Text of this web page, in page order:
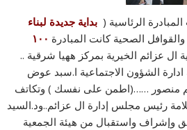
الرئاسية ( بداية جديدة لبناء
الصحية كانت المبادرة ١٠٠
ال عزائم الخيرية بمركز ههيا شرقية ..
الشؤون الاجتماعية ا.سبد عوض
منصور ……(اطمن على نفسك ) وتكاتف
رئيس مجلس إدارة ال عزائم..ود.السيد
وإشراف واستقبال من هيئة الجمعية